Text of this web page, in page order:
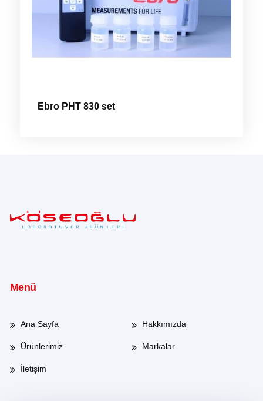
Ebro PHT 830 set
Menü
Ana Sayfa Hakkımızda
Ürünlerimiz Markalar
İletişim